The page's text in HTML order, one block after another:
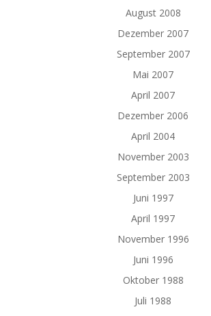
August 2008
Dezember 2007
September 2007
Mai 2007
April 2007
Dezember 2006
April 2004
November 2003
September 2003
Juni 1997
April 1997
November 1996
Juni 1996
Oktober 1988
Juli 1988